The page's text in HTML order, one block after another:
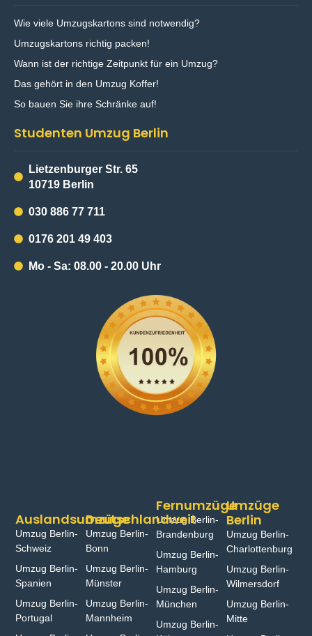
Wie viele Umzugskartons sind notwendig?
Umzugskartons richtig packen!
Wann ist der richtige Zeitpunkt für ein Umzug?
Das gehört in den Umzug Koffer!
So bauen Sie ihre Schränke auf!
Studenten Umzug Berlin
Lietzenburger Str. 65
10719 Berlin
030 886 77 711
0176 201 49 403
Mo - Sa: 08.00 - 20.00 Uhr
Umzüge
Berlin
Umzug Berlin-
Charlottenburg
Umzug Berlin-
Wilmersdorf
Umzug Berlin-
Mitte
Fernumzüge
Umzug Berlin-
Brandenburg
Umzug Berlin-
Hamburg⁠
Umzug Berlin-
München
Umzug Berlin-
Deutschlandweit
Umzug Berlin-
Bonn⁠
Umzug Berlin-
Münster⁠
Umzug Berlin-
Mannheim
Auslandsumzüge
Umzug Berlin-
Schweiz
Umzug Berlin-
Spanien
Umzug Berlin-
Portugal